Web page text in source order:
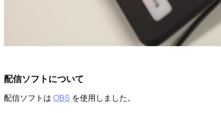
配信ソフトについて
配信ソフトは OBS を使用しました。